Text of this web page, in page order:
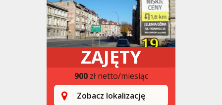
ZAJĘTY
900zł netto/miesiąc
Zobacz lokalizację